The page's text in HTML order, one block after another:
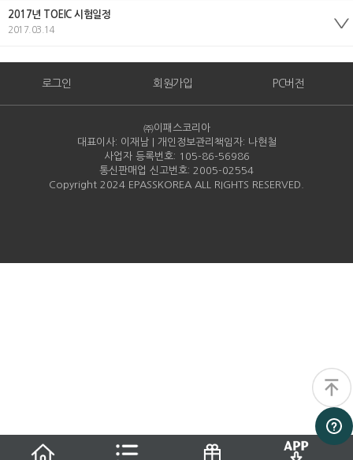
2017년 TOEIC 시험일정
2017.03.14
로그인 회원가입 PC버전
㈜이패스코리아
대표이사: 이재남 | 개인정보관리책임자: 나현철
사업자 등록번호: 105-86-56986
통신판매업 신고번호: 2005-02554
Copyright 2024 EPASSKOREA ALL RIGHTS RESERVED.